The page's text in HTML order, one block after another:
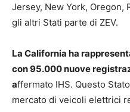
Jersey, New York, Oregon,
gli altri Stati parte di ZEV.
La California ha
con 95.000 nuove
affermato IHS. Questo
mercato di veicoli elettrici